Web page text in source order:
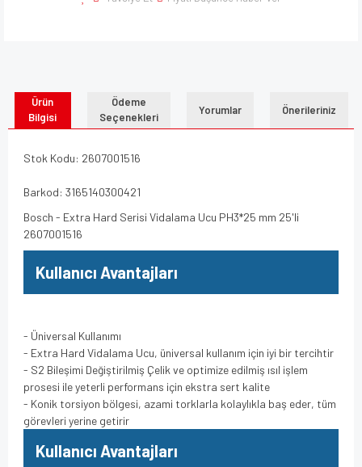
Ürün
Bilgisi
Ödeme
Seçenekleri
Yorumlar Önerileriniz
Stok Kodu: 2607001516
Barkod: 3165140300421
Bosch - Extra Hard Serisi Vidalama Ucu PH3*25 mm 25'li
2607001516
Kullanıcı Avantajları
- Üniversal Kullanımı
- Extra Hard Vidalama Ucu, üniversal kullanım için iyi bir tercihtir
- S2 Bileşimi Değiştirilmiş Çelik ve optimize edilmiş ısıl işlem
prosesi ile yeterli performans için ekstra sert kalite
- Konik torsiyon bölgesi, azami torklarla kolaylıkla baş eder, tüm
görevleri yerine getirir
Kullanıcı Avantajları